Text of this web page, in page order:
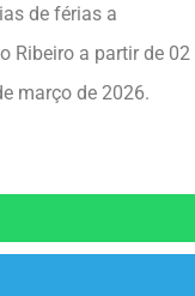
de férias a
Ribeiro a partir de 02
março de 2026.